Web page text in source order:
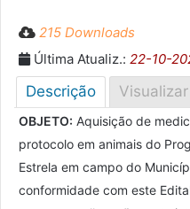
215 Downloads
Última Atualiz.: 22-10-
Descrição Visualizar
OBJETO: Aquisição de
protocolo em animais do
Estrela em campo do
conformidade com este